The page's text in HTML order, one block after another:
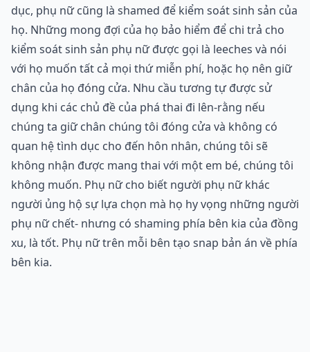
dục, phụ nữ cũng là shamed để kiểm soát sinh sản của
họ. Những mong đợi của họ bảo hiểm để chi trả cho
kiểm soát sinh sản phụ nữ được gọi là leeches và nói
với họ muốn tất cả mọi thứ miễn phí, hoặc họ nên giữ
chân của họ đóng cửa. Nhu cầu tương tự được sử
dụng khi các chủ đề của phá thai đi lên-rằng nếu
chúng ta giữ chân chúng tôi đóng cửa và không có
quan hệ tình dục cho đến hôn nhân, chúng tôi sẽ
không nhận được mang thai với một em bé, chúng tôi
không muốn. Phụ nữ cho biết người phụ nữ khác
người ủng hộ sự lựa chọn mà họ hy vọng những người
phụ nữ chết- nhưng có shaming phía bên kia của đồng
xu, là tốt. Phụ nữ trên mỗi bên tạo snap bản án về phía
bên kia.